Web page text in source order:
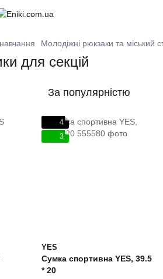
Молодіжні рюкзаки та міський
для секцій
За популярністю
4
3
YES
Сумка спортивна YES, 39.5
* 20